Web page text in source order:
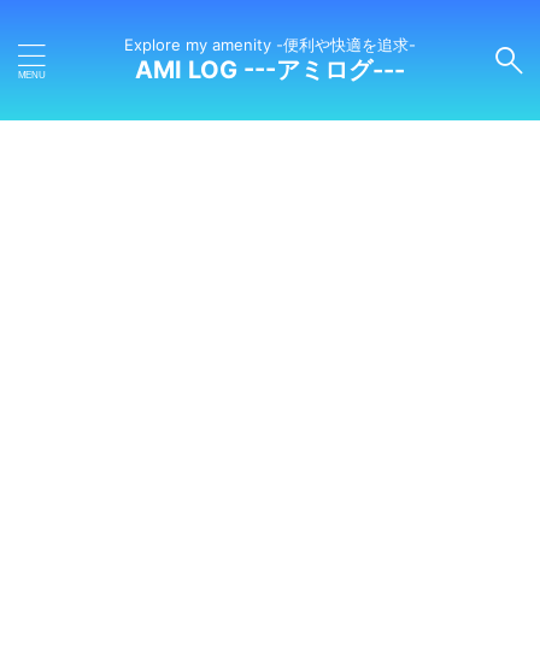
Explore my amenity -便利や快適を追求-
AMI LOG ---アミログ---